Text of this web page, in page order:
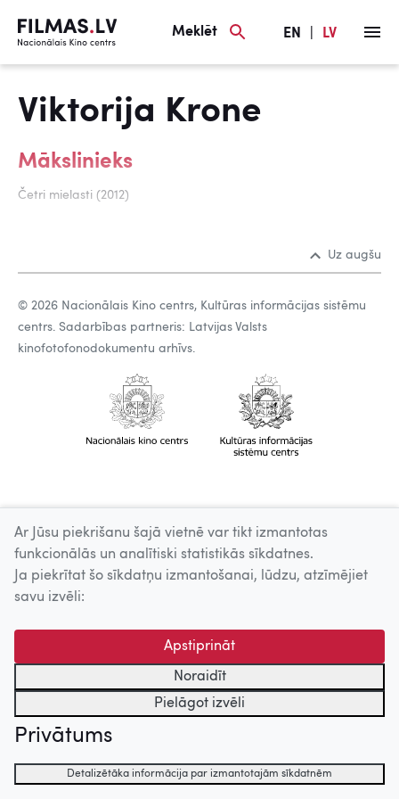
Meklēt EN LV
Viktorija Krone
Mākslinieks
Četri mielasti (2012)
Uz augšu
© 2026 Nacionālais Kino centrs, Kultūras informācijas sistēmu
centrs. Sadarbības partneris: Latvijas Valsts
kinofotofonodokumentu arhīvs.
Ar Jūsu piekrišanu šajā vietnē var tikt izmantotas
funkcionālās un analītiski statistikās sīkdatnes.
Ja piekrītat šo sīkdatņu izmantošanai, lūdzu, atzīmējiet
savu izvēli:
Apstiprināt
Noraidīt
Pielāgot izvēli
Privātums
Detalizētāka informācija par izmantotajām sīkdatnēm